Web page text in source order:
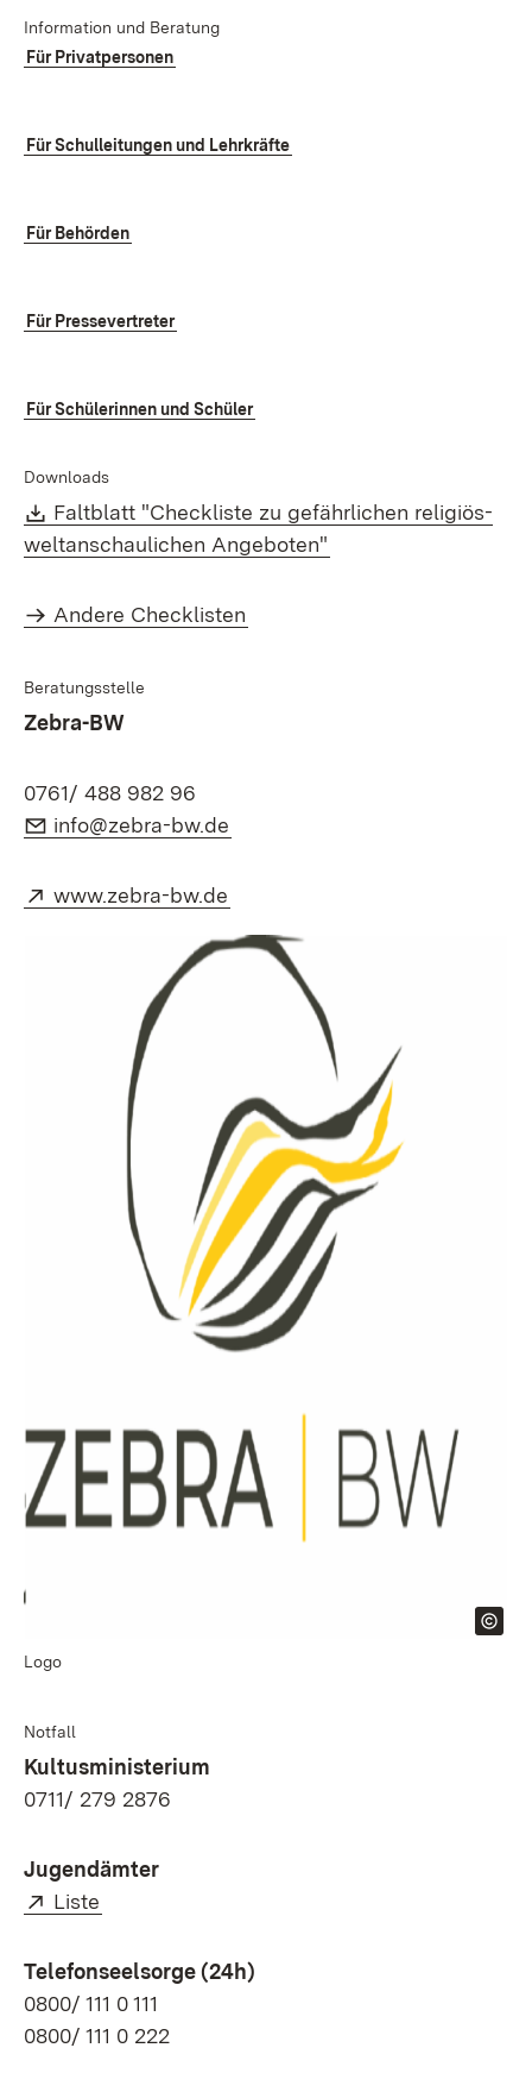
Information und Beratung
Für Privatpersonen
Für Schulleitungen und Lehrkräfte
Für Behörden
Für Pressevertreter
Für Schülerinnen und Schüler
Downloads
Download:
Faltblatt "Checkliste zu gefährlichen religiös-
weltanschaulichen Angeboten"
Andere Checklisten
Beratungsstelle
Zebra-BW
0761/ 488 982 96
E-Mail:
info@zebra-bw.de
Extern:
www.zebra-bw.de
Logo
Notfall
Kultusministerium
0711/ 279 2876
Jugendämter
Extern:
Liste
Telefonseelsorge (24h)
0800/ 111 0 111
0800/ 111 0 222